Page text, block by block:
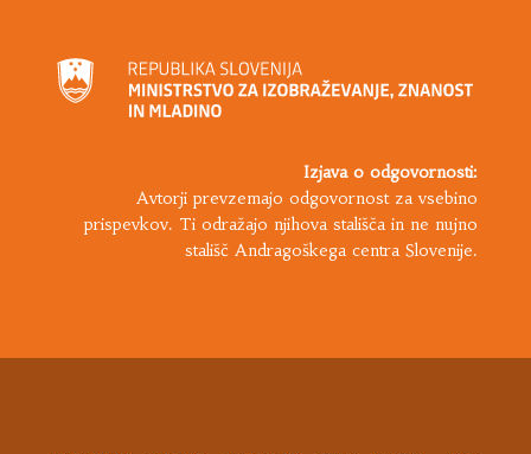
Izjava o odgovornosti:
Avtorji prevzemajo odgovornost za vsebino
prispevkov. Ti odražajo njihova stališča in ne nujno
stališč Andragoškega centra Slovenije.